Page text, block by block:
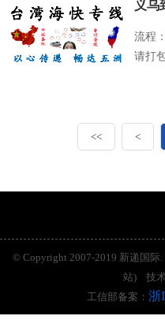
义乌
流程
请打
报关
→通关完
常时
周二开始派送
积大小
间：
优势
深受
海运
空运
使得
路，
放或者
<< <
© Copyright 2007-2019 新递国际
站) 技
工信部备案： 浙